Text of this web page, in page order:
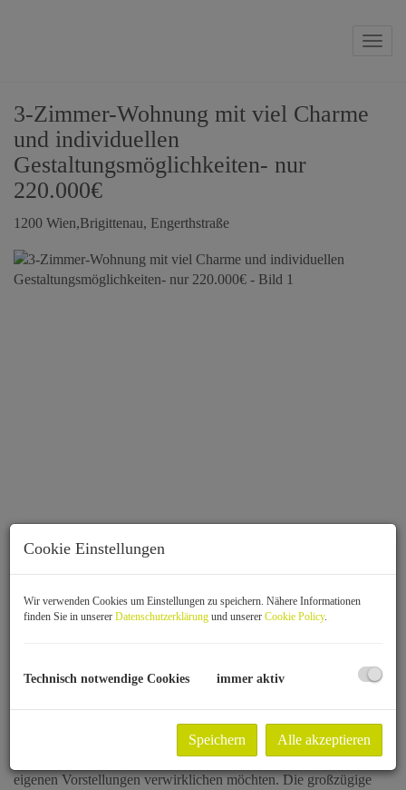
3-Zimmer-Wohnung mit viel Charme
und individuellen
Gestaltungsmöglichkeiten- nur
220.000€
1200 Wien,Brigittenau, Engerthstraße
Diese Wohnung im begehrten 20. Wiener Gemeindebezirk bietet
eine seltene Gelegenheit für alle, die ihre Wohnträume nach den
eigenen Vorstellungen verwirklichen möchten. Die großzügige
Cookie Einstellungen
Wir verwenden Cookies um Einstellungen zu speichern. Nähere Informationen
finden Sie in unserer Datenschutzerklärung und unserer Cookie Policy.
Technisch notwendige Cookies immer aktiv
Speichern Alle akzeptieren